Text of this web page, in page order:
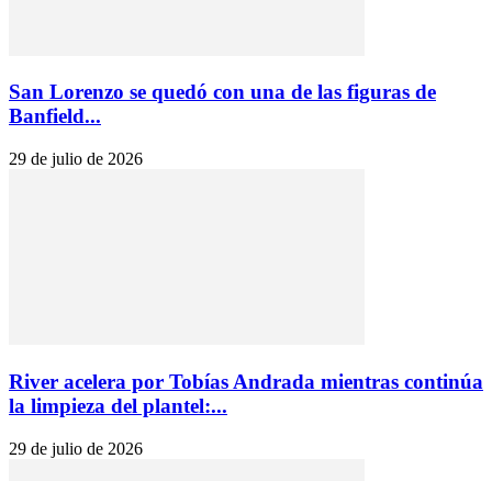
San Lorenzo se quedó con una de las figuras de
Banfield...
29 de julio de 2026
River acelera por Tobías Andrada mientras continúa
la limpieza del plantel:...
29 de julio de 2026